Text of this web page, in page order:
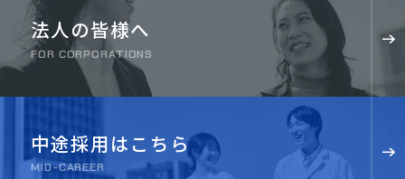
法人の皆様へ
FOR CORPORATIONS
中途採用はこちら
MID-CAREER